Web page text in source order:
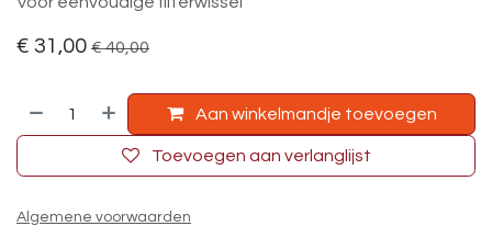
€ 31,00 €40,00
Aan winkelmandje toevoegen
Toevoegen aan verlanglijst
Algemene voorwaarden